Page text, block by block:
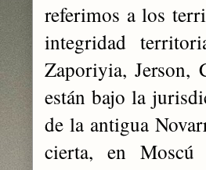
referimos a los
integridad
Zaporiyia, Jerson,
están bajo la
de la antigua
cierta, en